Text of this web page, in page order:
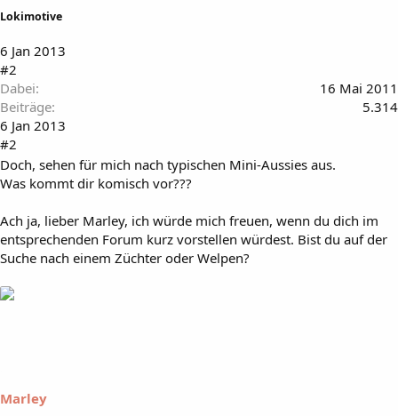
Lokimotive
6 Jan 2013
#2
Dabei
16 Mai 2011
Beiträge
5.314
6 Jan 2013
#2
Doch, sehen für mich nach typischen Mini-Aussies aus.
Was kommt dir komisch vor???
Ach ja, lieber Marley, ich würde mich freuen, wenn du dich im
entsprechenden Forum kurz vorstellen würdest. Bist du auf der
Suche nach einem Züchter oder Welpen?
Marley